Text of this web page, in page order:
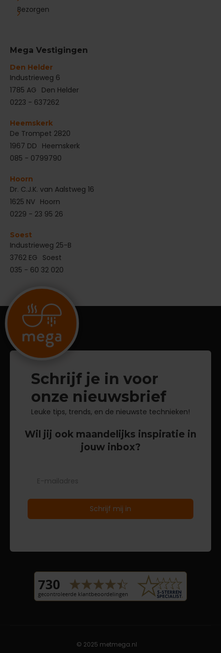
Bezorgen
Mega Vestigingen
Den Helder
‌Industrieweg 6
1785 AG Den Helder
0223 - 637262
Heemskerk
De Trompet 2820
1967 DD Heemskerk
085 - 0799790
Hoorn
Dr. C.J.K. van Aalstweg 16
1625 NV Hoorn
0229 - 23 95 26
Soest
Industrieweg 25-B
3762 EG Soest
035 - 60 32 020
Schrijf je in voor
onze nieuwsbrief
Leuke tips, trends, en de nieuwste technieken!
Wil jij ook maandelijks inspiratie in
jouw inbox?
© 2025 metmega.nl